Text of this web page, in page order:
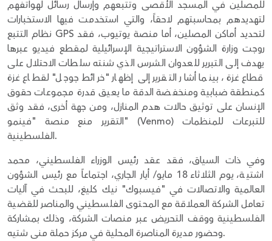
للمصلين في المسجد الأقصى وتتبعهم وإرسال رسائل لهواتفهم
لتهديدهم بمحاسبتهم لاحقاً، والتي استخدمت فيها الاستخبارات
نظام التتبع GPS لتحديد أماكن المصلين، أما منصة يوتيوب، فقد
روجت وزارة الشؤون الاستراتيجية الإسرائيلية لمقطع فيديو عبرها
يهدف إلى التبرير للعدوان الشرس الذي شنته سلطات الاحتلال على
قطاع غزة، بينما أشار التقرير إلى إظهار "خرائط جوجل" لقطاع غزة
كمنطقة ضبابية ومنخفضة الدقة ما يعيق قدرة مجموعات حقوق
الإنسان على توثيق حالات هدم المنازل، ومن جهة أخرى، فقد وثق
التقرير منع منصة "فينمو" (Venmo) للتبرعات للمنظمات
الفلسطينية.
وفي ذات السياق، فقد عقد رئيس الوزراء الفلسطيني، محمد
اشتية، يوم الثلاثاء 18 مايو/ أيار الجاري، اجتماعاً مع رئيس الشؤون
العالمية والاتصالات في "فيسبوك" نيك كليغ، للبحث في آليات
تعامل الشركة العملاقة مع المحتوى الفلسطيني والمناصر للقضية
الفلسطينية ووقف التحريض عبر منصات الشركة، وذلك بمشاركة
وحضور مديرة المناصرة المحلية في مركز حملة منى شتيه.